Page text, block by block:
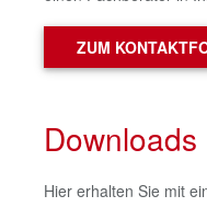
ZUM
Downloads
Hier erhalten Sie mit